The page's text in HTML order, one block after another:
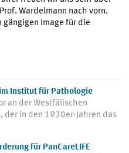
Wardelmann nach vorn.
gängigen Image für die
Institut für Pathologie
an der Westfälischen
der in den 1930er-Jahren das
für PanCareLIFE